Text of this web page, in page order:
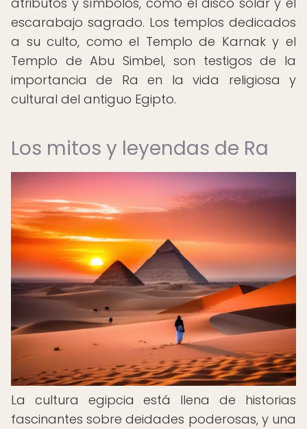
escarabajo sagrado. Los templos dedicados
a su culto, como el Templo de Karnak y el
Templo de Abu Simbel, son testigos de la
importancia de Ra en la vida religiosa y
cultural del antiguo Egipto.
Los mitos y leyendas de Ra
La cultura egipcia está llena de historias
fascinantes sobre deidades poderosas, y una